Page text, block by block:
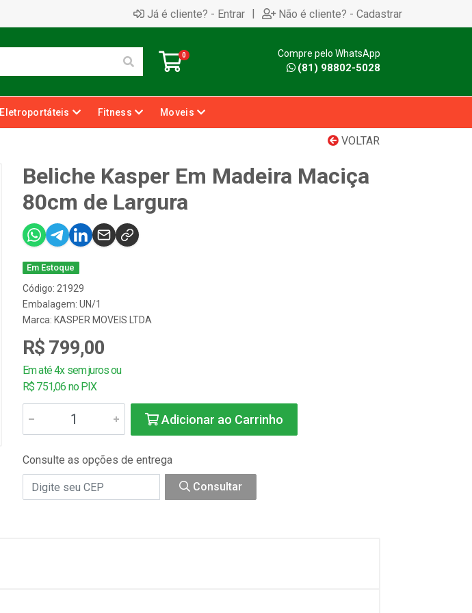
Já é cliente? - Entrar | Não é cliente? - Cadastrar
0 Compre pelo WhatsApp
(81) 98802-5028
Eletroportáteis Fitness Moveis
VOLTAR
Beliche Kasper Em Madeira Maciça
80cm de Largura
Em Estoque
Código: 21929
Embalagem: UN/1
Marca: KASPER MOVEIS LTDA
R$ 799,00
Em até 4x sem juros ou
R$ 751,06 no PIX
Adicionar ao Carrinho
Consulte as opções de entrega
Consultar